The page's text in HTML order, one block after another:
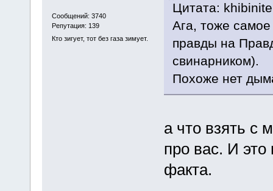
Сообщений: 3740
Репутация: 139
Кто зигует, тот без газа зимует.
Цитата:
Ага, тоже самое
правды на
свинарником).
Похоже нет
а что взять с
про вас. И это
факта.